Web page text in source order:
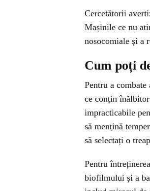
Cercetătorii
Mașinile ce nu
nosocomiale și a
Cum poți
Pentru a
ce conțin
impracticabile
să mențină
să selectați o
Pentru
biofilmului și a